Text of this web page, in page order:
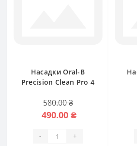
Насадки Oral-B
Precision Clean Pro 4
580.00 ₴
490.00 ₴
- +